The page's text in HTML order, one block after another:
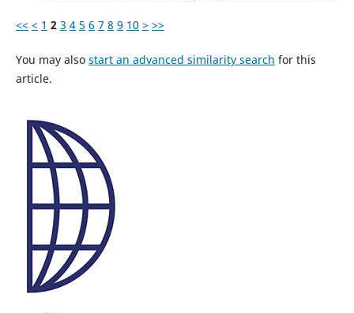
<< < 1 2 3 4 5 6 7 8 9 10 > >>
You may also start an advanced similarity search for this
article.